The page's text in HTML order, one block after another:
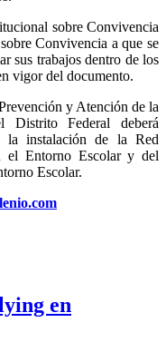
sobre Convivencia
Convivencia a que se
sus trabajos dentro de los
vigor del documento.
y Atención de la
Federal deberá
la instalación de la Red
el Entorno Escolar y del
Escolar.
en